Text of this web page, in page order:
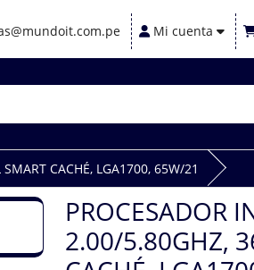
Mi cuenta
CACHÉ, LGA1700, 65W/21
PROCESADOR
2.00/5.80GHZ,